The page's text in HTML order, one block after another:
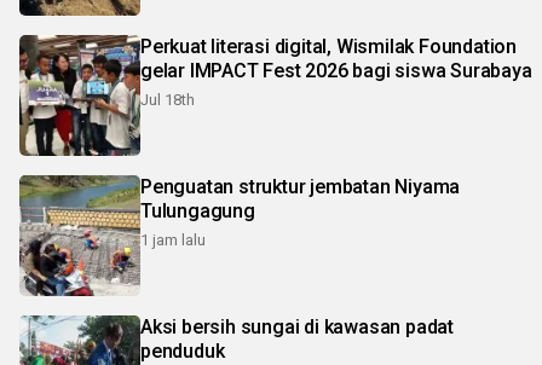
Perkuat literasi digital, Wismilak Foundation
gelar IMPACT Fest 2026 bagi siswa Surabaya
Jul 18th
Penguatan struktur jembatan Niyama
Tulungagung
1 jam lalu
Aksi bersih sungai di kawasan padat
penduduk